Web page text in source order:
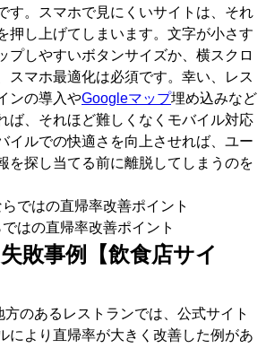
す。スマホで見にくいサイトは、それ
押し上げてしまいます。文字が小さす
プしやすいボタンサイズか、横スクロ
スマホ最適化は必須です。幸い、レス
ンの導入やGoogleマップ埋め込みなど
ば、それほど難しくなくモバイル対応
イルでの快適さを向上させれば、ユー
を探し当てる前に離脱してしまうのを
はの直帰率改善ポイント
敗事例【飲食店サイ
方のあるレストランでは、公式サイト
により直帰率が大きく改善した例があ